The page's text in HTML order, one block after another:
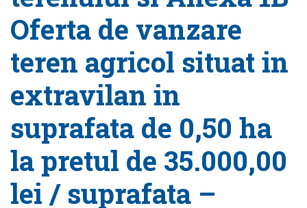
Oferta de vanzare
teren agricol situat in
extravilan in
suprafata de 0,50 ha
la pretul de 35.000,00
lei / suprafata –